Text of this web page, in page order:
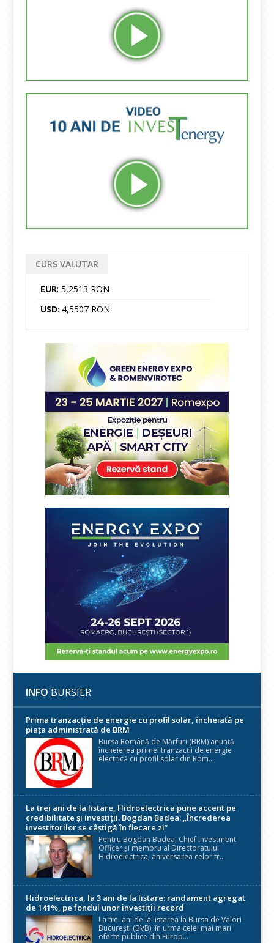
CURS VALUTAR
EUR: 5,2513 RON
USD: 4,5507 RON
INFO BURSIER
Prima tranzacție de energie cu profil solar, încheiată pe
piața administrată de BRM
Bursa Română de Mărfuri (BRM) anunță
încheierea primei tranzacții de energie
electrică cu profil solar din Rom...
La trei ani de la listare, Hidroelectrica pune accent pe
credibilitate și investiții. Bogdan Badea: „Încrederea
investitorilor se câștigă în fiecare zi”
Pentru Bogdan Badea, Chief Investment
Officer și membru al Directoratului
Hidroelectrica, aniversarea celor tr...
Hidroelectrica, la 3 ani de la listare: randament agregat
de 141%, pe fondul unor investiții record
La trei ani de la listarea la Bursa de Valori
București (BVB), în urma celei mai mari
oferte publice din Europ...